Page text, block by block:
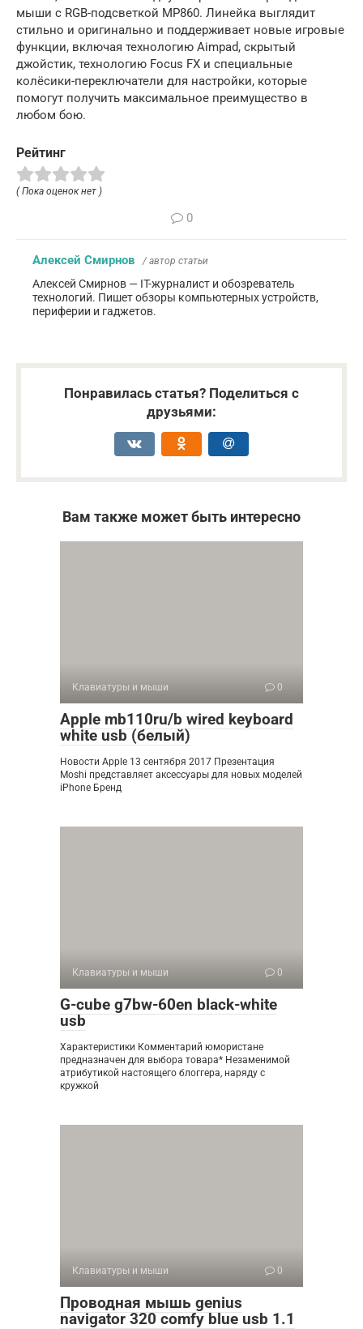
мыши с RGB-подсветкой MP860. Линейка выглядит
стильно и оригинально и поддерживает новые игровые
функции, включая технологию Aimpad, скрытый
джойстик, технологию Focus FX и специальные
колёсики-переключатели для настройки, которые
помогут получить максимальное преимущество в
любом бою.
Рейтинг
( Пока оценок нет )
0
Алексей Смирнов / автор статьи
Алексей Смирнов — IT-журналист и обозреватель
технологий. Пишет обзоры компьютерных устройств,
периферии и гаджетов.
Понравилась статья? Поделиться с
друзьями:
Вам также может быть интересно
Клавиатуры и мыши 0
Apple mb110ru/b wired keyboard
white usb (белый)
Новости Apple 13 сентября 2017 Презентация
Moshi представляет аксессуары для новых моделей
iPhone Бренд
Клавиатуры и мыши 0
G-cube g7bw-60en black-white
usb
Характеристики Комментарий юмористане
предназначен для выбора товара* Незаменимой
атрибутикой настоящего блоггера, наряду с
кружкой
Клавиатуры и мыши 0
Проводная мышь genius
navigator 320 comfy blue usb 1.1